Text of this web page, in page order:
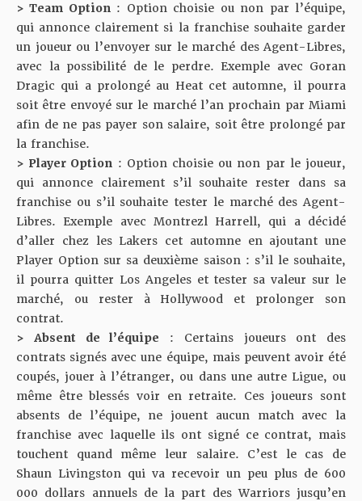
> Team Option: Option choisie ou non par l’équipe,
qui annonce clairement si la franchise souhaite garder
un joueur ou l’envoyer sur le marché des Agent-Libres,
avec la possibilité de le perdre. Exemple avec Goran
Dragic qui a prolongé au Heat cet automne, il pourra
soit être envoyé sur le marché l’an prochain par Miami
afin de ne pas payer son salaire, soit être prolongé par
la franchise.
> Player Option : Option choisie ou non par le joueur,
qui annonce clairement s’il souhaite rester dans sa
franchise ou s’il souhaite tester le marché des Agent-
Libres. Exemple avec Montrezl Harrell, qui a décidé
d’aller chez les Lakers cet automne en ajoutant une
Player Option sur sa deuxième saison : s’il le souhaite,
il pourra quitter Los Angeles et tester sa valeur sur le
marché, ou rester à Hollywood et prolonger son
contrat.
> Absent de l’équipe : Certains joueurs ont des
contrats signés avec une équipe, mais peuvent avoir été
coupés, jouer à l’étranger, ou dans une autre Ligue, ou
même être blessés voir en retraite. Ces joueurs sont
absents de l’équipe, ne jouent aucun match avec la
franchise avec laquelle ils ont signé ce contrat, mais
touchent quand même leur salaire. C’est le cas de
Shaun Livingston qui va recevoir un peu plus de 600
000 dollars annuels de la part des Warriors jusqu’en